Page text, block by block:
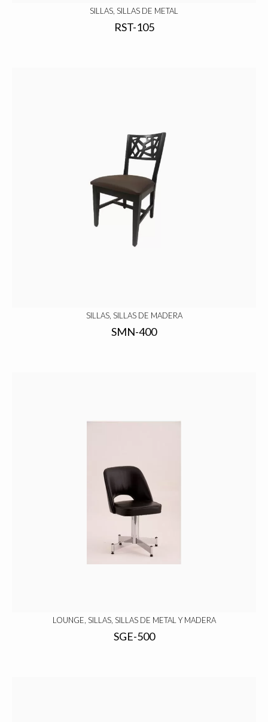
SILLAS, SILLAS DE METAL
RST-105
SILLAS, SILLAS DE MADERA
SMN-400
LOUNGE, SILLAS, SILLAS DE METAL Y MADERA
SGE-500